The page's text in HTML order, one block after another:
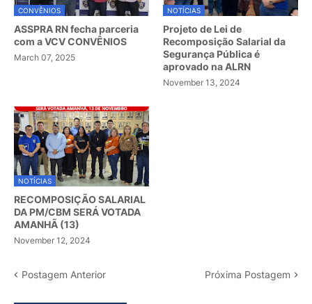
CONVÊNIOS
ASSPRA RN fecha parceria
com a VCV CONVÊNIOS
March 07, 2025
NOTÍCIAS
Projeto de Lei de
Recomposição Salarial da
Segurança Pública é
aprovado na ALRN
November 13, 2024
NOTÍCIAS
RECOMPOSIÇÃO SALARIAL
DA PM/CBM SERÁ VOTADA
AMANHÃ (13)
November 12, 2024
Postagem Anterior Próxima Postagem